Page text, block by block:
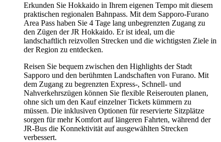
Erkunden Sie Hokkaido in Ihrem eigenen Tempo mit diesem
praktischen regionalen Bahnpass. Mit dem Sapporo-Furano
Area Pass haben Sie 4 Tage lang unbegrenzten Zugang zu
den Zügen der JR Hokkaido. Er ist ideal, um die
landschaftlich reizvollen Strecken und die wichtigsten Ziele in
der Region zu entdecken.
Reisen Sie bequem zwischen den Highlights der Stadt
Sapporo und den berühmten Landschaften von Furano. Mit
dem Zugang zu begrenzten Express-, Schnell- und
Nahverkehrszügen können Sie flexible Reiserouten planen,
ohne sich um den Kauf einzelner Tickets kümmern zu
müssen. Die inklusiven Optionen für reservierte Sitzplätze
sorgen für mehr Komfort auf längeren Fahrten, während der
JR-Bus die Konnektivität auf ausgewählten Strecken
verbessert.